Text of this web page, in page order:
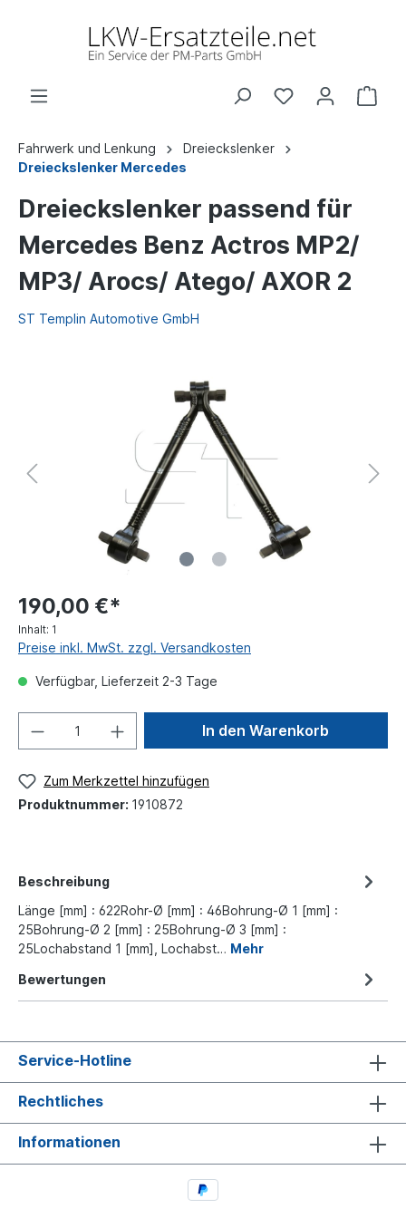
Fahrwerk und Lenkung
Dreieckslenker
Dreieckslenker Mercedes
Dreieckslenker passend für
Mercedes Benz Actros MP2/
MP3/ Arocs/ Atego/ AXOR 2
ST Templin Automotive GmbH
190,00 €*
Inhalt: 1
Preise inkl. MwSt. zzgl. Versandkosten
Verfügbar, Lieferzeit 2-3 Tage
In den Warenkorb
Zum Merkzettel hinzufügen
Produktnummer: 1910872
Beschreibung
Länge [mm] : 622Rohr-Ø [mm] : 46Bohrung-Ø 1 [mm] :
25Bohrung-Ø 2 [mm] : 25Bohrung-Ø 3 [mm] :
25Lochabstand 1 [mm], Lochabst… Mehr
Bewertungen
Service-Hotline
Rechtliches
Informationen